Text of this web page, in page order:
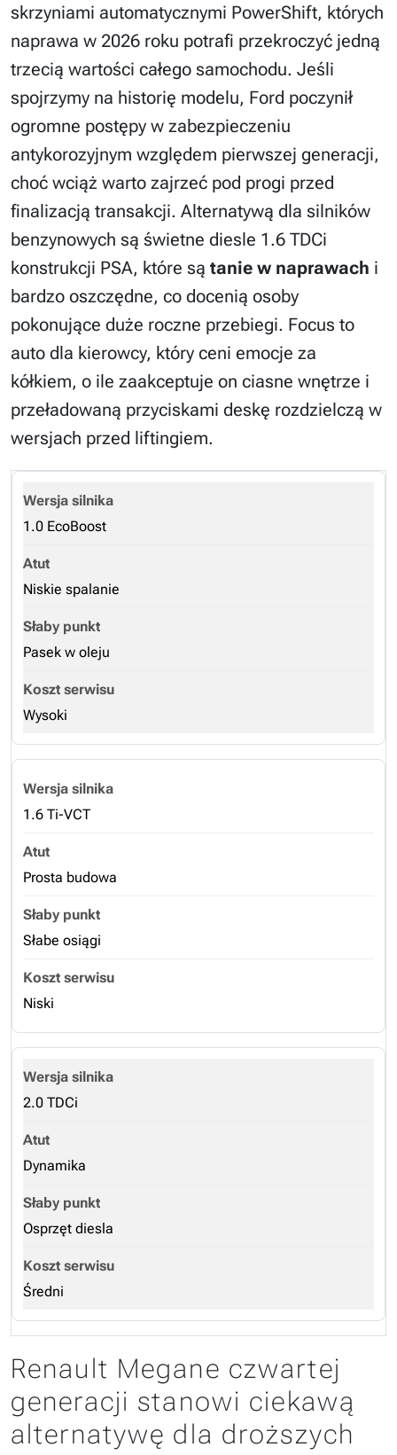
skrzyniami automatycznymi PowerShift, których
naprawa w 2026 roku potrafi przekroczyć jedną
trzecią wartości całego samochodu. Jeśli
spojrzymy na historię modelu, Ford poczynił
ogromne postępy w zabezpieczeniu
antykorozyjnym względem pierwszej generacji,
choć wciąż warto zajrzeć pod progi przed
finalizacją transakcji. Alternatywą dla silników
benzynowych są świetne diesle 1.6 TDCi
konstrukcji PSA, które są tanie w naprawach i
bardzo oszczędne, co docenią osoby
pokonujące duże roczne przebiegi. Focus to
auto dla kierowcy, który ceni emocje za
kółkiem, o ile zaakceptuje on ciasne wnętrze i
przeładowaną przyciskami deskę rozdzielczą w
wersjach przed liftingiem.
1.0 EcoBoost
Niskie spalanie
Pasek w oleju
Wysoki
1.6 Ti-VCT
Prosta budowa
Słabe osiągi
Niski
2.0 TDCi
Dynamika
Osprzęt diesla
Średni
Renault Megane czwartej
generacji stanowi ciekawą
alternatywę dla droższych